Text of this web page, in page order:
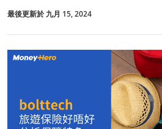
最後更新於 九月 15, 2024